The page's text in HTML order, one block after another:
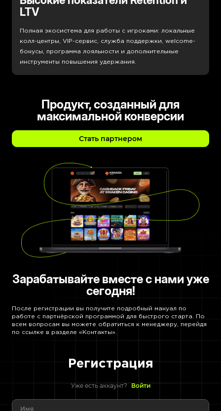
LTV
Полная экосистема для работы с игроками: локальные
колл-центры, VIP-сервис, служба поддержки, welcome-
бонусы, программа лояльности и дополнительные
инструменты повышения удержания.
Продукт, созданный для
максимальной конверсии
Стать партнером
Регистрация
Уже есть аккаунт? Войти
Зарабатывайте вместе с нами уже
сегодня!
После регистрации вы получите подробный мануал по
работе с партнёрской программой для быстрого старта. По
всем вопросам вы можете обратиться к менеджеру, перейдя
по ссылке в разделе «Контакты».